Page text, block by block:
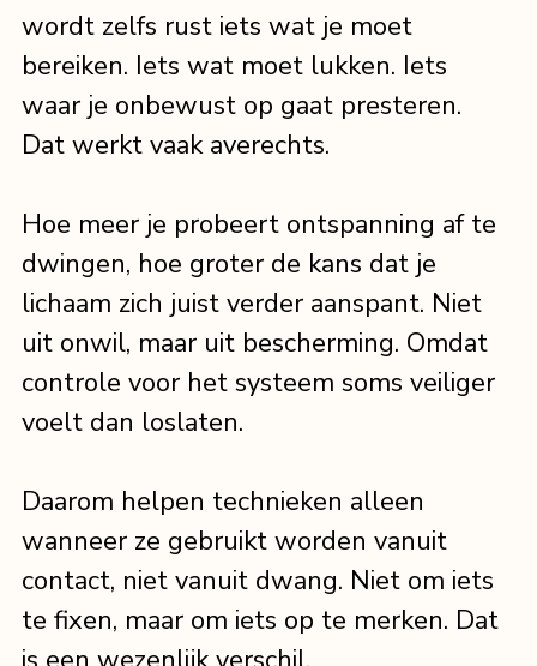
wordt zelfs rust iets wat je moet
bereiken. Iets wat moet lukken. Iets
waar je onbewust op gaat presteren.
Dat werkt vaak averechts.
Hoe meer je probeert ontspanning af te
dwingen, hoe groter de kans dat je
lichaam zich juist verder aanspant. Niet
uit onwil, maar uit bescherming. Omdat
controle voor het systeem soms veiliger
voelt dan loslaten.
Daarom helpen technieken alleen
wanneer ze gebruikt worden vanuit
contact, niet vanuit dwang. Niet om iets
te fixen, maar om iets op te merken. Dat